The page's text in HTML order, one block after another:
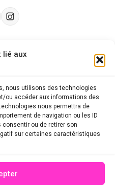
lié aux
nous utilisons des technologies
ou accéder aux informations des
nous permettra de
de navigation ou les ID
consentir ou de retirer son
sur certaines caractéristiques
légales